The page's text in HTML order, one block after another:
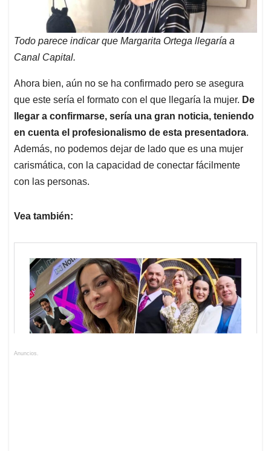
Todo parece indicar que Margarita Ortega llegaría a
Canal Capital.
Ahora bien, aún no se ha confirmado pero se asegura
que este sería el formato con el que llegaría la mujer. De
llegar a confirmarse, sería una gran noticia, teniendo
en cuenta el profesionalismo de esta presentadora.
Además, no podemos dejar de lado que es una mujer
carismática, con la capacidad de conectar fácilmente
con las personas.
Vea también:
Anuncios.